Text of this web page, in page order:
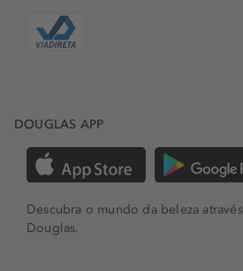
DOUGLAS APP
Descubra o mundo da beleza
Douglas.